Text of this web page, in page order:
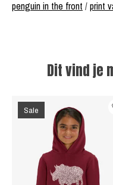
penguin in the front /print
Dit vind je
Items van productcarrousel
Sale